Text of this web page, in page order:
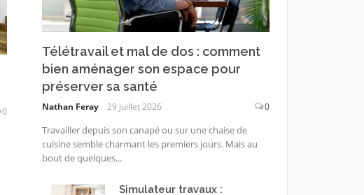
0
Télétravail et mal de dos : comment
bien aménager son espace pour
préserver sa santé
Nathan Feray 29 juillet 2026 0
Travailler depuis son canapé ou sur une chaise de
cuisine semble charmant les premiers jours. Mais au
bout de quelques...
Simulateur travaux :